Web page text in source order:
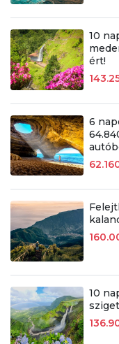
10
ért!
6
10